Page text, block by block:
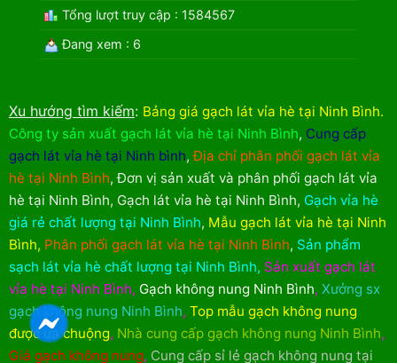
Tổng lượt truy cập : 1584567
Đang xem : 6
Xu hướng tìm kiếm: Bảng giá gạch lát vỉa hè tại Ninh Bình.
Công ty sản xuất gạch lát vỉa hè tại Ninh Bình, Cung cấp
gạch lát vỉa hè tại Ninh bình,Địa chỉ phân phối gạch lát vỉa
hè tại Ninh Bình,Đơn vị sản xuất và phân phối gạch lát vỉa
hè tại Ninh Bình, Gạch lát vỉa hè tại Ninh Bình, Gạch vỉa hè
giá rẻ chất lượng tại Ninh Bình, Mẫu gạch lát vỉa hè tại Ninh
Bình, Phân phối gạch lát vỉa hè tại Ninh Bình, Sản phẩm
sạch lát vỉa hè chất lượng tại Ninh Bình, Sản xuất gạch lát
vỉa hè tại Ninh Bình, Gạch không nung Ninh Bình, Xưởng sx
gạch không nung Ninh Bình, Top mẫu gạch không nung
được ưa chuộng, Nhà cung cấp gạch không nung Ninh Bình,
Giá gạch không nung, Cung cấp sỉ lẻ gạch không nung tại